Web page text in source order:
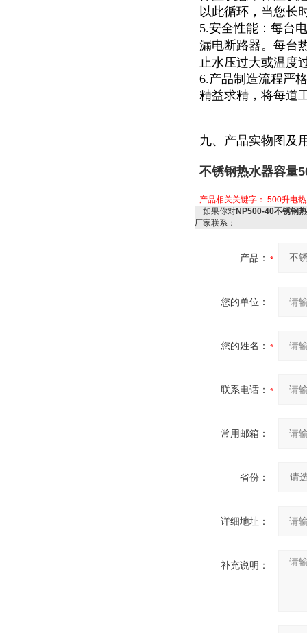
以此循环，当您长
5.安全性能：每台
漏电断路器。每台
止水压过大或温度
6.产品制造流程严
精益求精，将每道
九、产品实物图及
不锈钢热水器容量
产品相关关键字： 500升电
如果你对NP500-40不锈钢
厂家联系：
产品：
您的单位：
您的姓名：
联系电话：
常用邮箱：
省份：
详细地址：
补充说明：